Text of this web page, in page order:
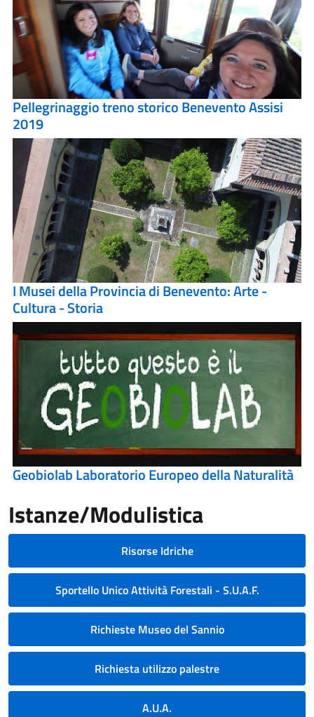
Pellegrinaggio treno storico Benevento Assisi
2019
I Musei della Provincia di Benevento: Arte -
Cultura - Storia
Geobiolab Laboratorio Europeo della Naturalità
Istanze/Modulistica
Risorse Idriche
Sportello Unico Attività Forestali - S.U.A.F.
Richieste Museo del Sannio
Richiesta utilizzo palestre
A.U.A.